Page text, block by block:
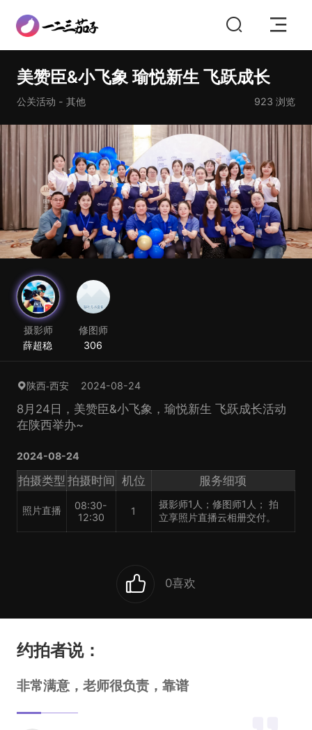
美赞臣&小飞象 瑜悦新生 飞跃成长
公关活动 - 其他 923 浏览
摄影师
薛超稳
修图师
306
陕西-西安 2024-08-24
8月24日，美赞臣&小飞象，瑜悦新生 飞跃成长活动
在陕西举办~
2024-08-24
拍摄类型 拍摄时间 机位 服务细项
照片直播
08:30-
12:30
1
摄影师1人；修图师1人； 拍
立享照片直播云相册交付。
0喜欢
约拍者说：
非常满意，老师很负责，靠谱